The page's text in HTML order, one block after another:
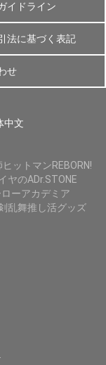
イドライン
法に基づく表記
せ
中文
ットマンREBORN!
ヤのADr.STONE
ーアカデミア
乱舞推し活グッズ